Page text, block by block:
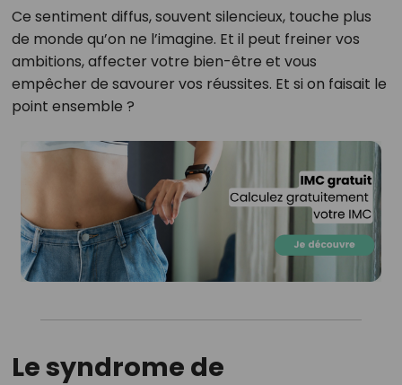
Ce sentiment diffus, souvent silencieux, touche plus
de monde qu’on ne l’imagine. Et il peut freiner vos
ambitions, affecter votre bien-être et vous
empêcher de savourer vos réussites. Et si on faisait le
point ensemble ?
Le syndrome de